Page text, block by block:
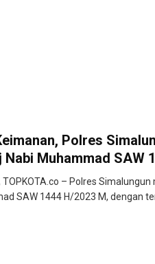
Polres
Nabi Muhammad SAW
TOPKOTA.co – Polres
SAW 1444 H/2023 M, dengan